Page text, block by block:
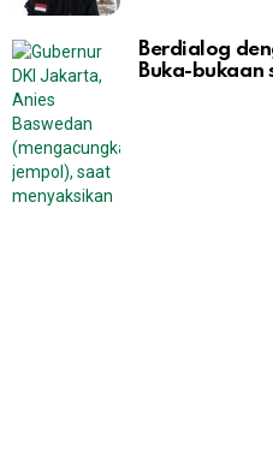
Berdialog
Buka-bukaan